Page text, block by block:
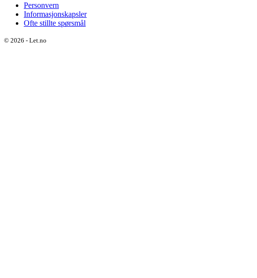
Personvern
Informasjonskapsler
Ofte stillte spørsmål
© 2026 - Let.no